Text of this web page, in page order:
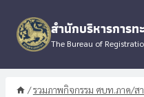
content
สำนักบริหารการท
The Bureau of
/รวมภาพกิจกรรม ศบท.ภาค/ส